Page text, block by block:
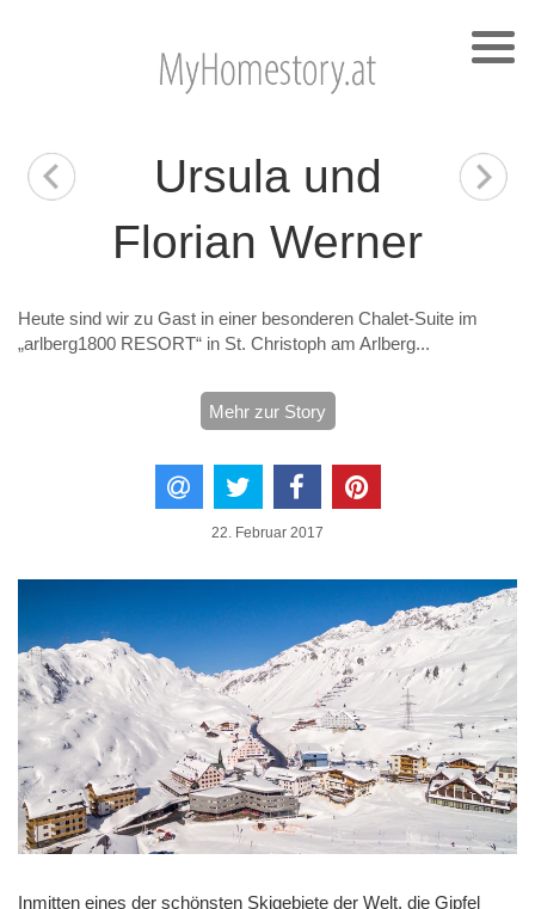
Ursula und
Florian Werner
Heute sind wir zu Gast in einer besonderen Chalet-Suite im
„arlberg1800 RESORT“ in St. Christoph am Arlberg...
Mehr zur Story
22. Februar 2017
Inmitten eines der schönsten Skigebiete der Welt, die Gipfel